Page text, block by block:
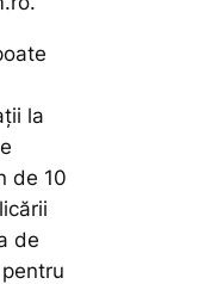
la
de 10
de